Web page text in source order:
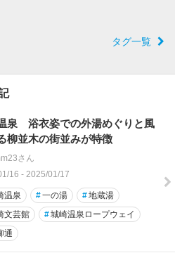
タグ一覧
泉 浴衣姿での外湯めぐりと風
柳並木の街並みが特徴
さん
16 - 2025/01/17
温泉 #一の湯 #地蔵湯
文芸館 #城崎温泉ロープウェイ
通